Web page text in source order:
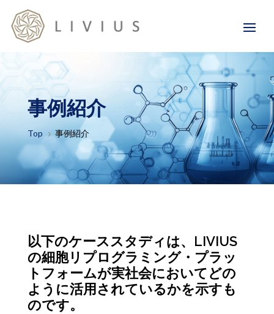
事例紹介
Top 5 事例紹介
以下のケーススタディは、LIVIUS
の細胞リプログラミング・プラッ
トフォームが実社会においてどの
ように活用されているかを示すも
のです。